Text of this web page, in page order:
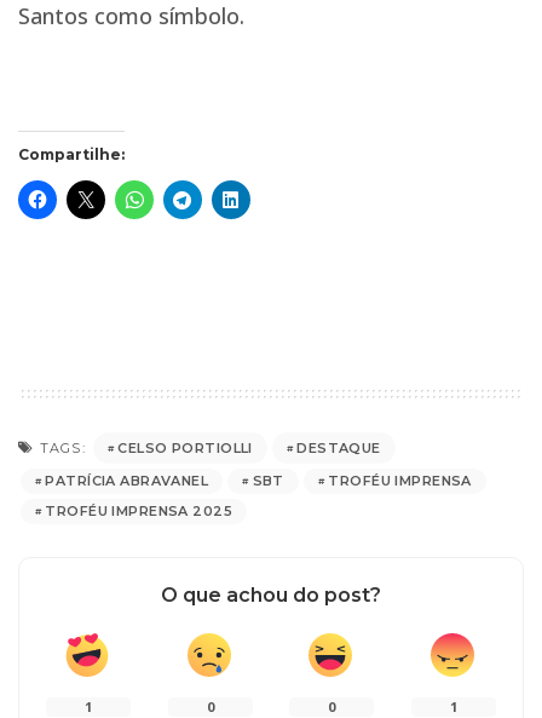
Santos como símbolo.
Compartilhe:
TAGS: CELSO PORTIOLLI
DESTAQUE
PATRÍCIA ABRAVANEL
SBT
TROFÉU IMPRENSA
TROFÉU IMPRENSA 2025
O que achou do post?
1 0 0 1